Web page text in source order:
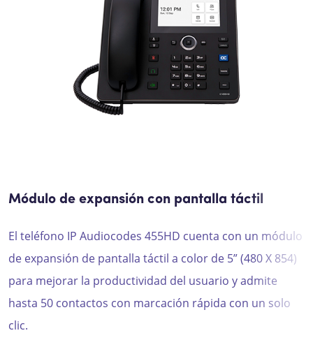
Módulo de expansión con pantalla táctil
El teléfono IP Audiocodes 455HD cuenta con un módulo
de expansión de pantalla táctil a color de 5” (480 X 854)
para mejorar la productividad del usuario yadmite
hasta 50 contactos con marcación rápida con un solo
clic.